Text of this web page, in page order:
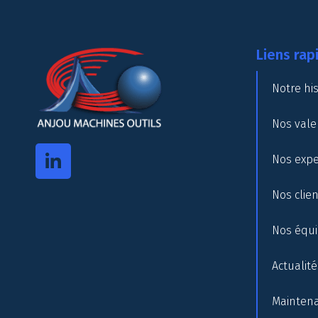
Liens
Notre
Nos
Nos
Nos
Nos